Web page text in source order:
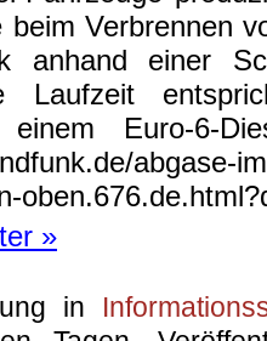
beim Verbrennen
anhand einer
Laufzeit
Euro-6-
abgase-
»
in